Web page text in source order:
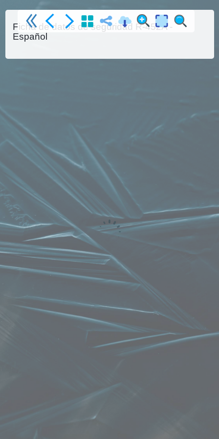
Ficha de datos de seguridad R-452A -
Español